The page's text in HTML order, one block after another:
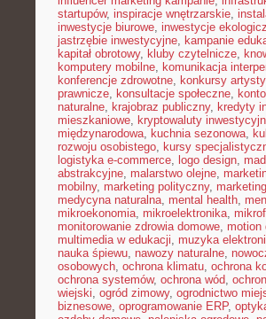
startupów, inspiracje wnętrzarskie,
inwestycje biurowe, inwestycje
jastrzębie inwestycyjne, kampanie
kapitał obrotowy, kluby czytelnicze,
komputery mobilne, komunikacja
konferencje zdrowotne, konkursy
prawnicze, konsultacje społeczne,
naturalne, krajobraz publiczny, kredyty
mieszkaniowe, kryptowaluty
międzynarodowa, kuchnia sezonowa,
rozwoju osobistego, kursy
logistyka e-commerce, logo design,
abstrakcyjne, malarstwo olejne,
mobilny, marketing polityczny,
medycyna naturalna, mental health,
mikroekonomia, mikroelektronika,
monitorowanie zdrowia domowe, motion
multimedia w edukacji, muzyka
nauka śpiewu, nawozy naturalne,
osobowych, ochrona klimatu, ochrona
ochrona systemów, ochrona wód,
wiejski, ogród zimowy, ogrodnictwo
biznesowe, oprogramowanie ERP,